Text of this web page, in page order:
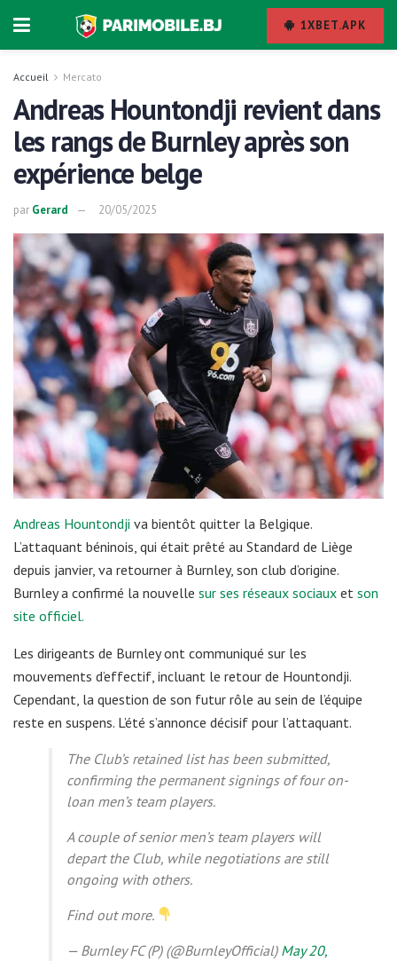
1XBET.APK
Accueil Mercato
Andreas Hountondji revient dans
les rangs de Burnley après son
expérience belge
par Gerard 20/05/2025
Andreas Hountondji va bientôt quitter la Belgique.
L’attaquant béninois, qui était prêté au Standard de Liège
depuis janvier, va retourner à Burnley, son club d’origine.
Burnley a confirmé la nouvelle sur ses réseaux sociaux et son
site officiel.
Les dirigeants de Burnley ont communiqué sur les
mouvements d’effectif, incluant le retour de Hountondji.
Cependant, la question de son futur rôle au sein de l’équipe
reste en suspens. L’été s’annonce décisif pour l’attaquant.
The Club’s retained list has been submitted,
confirming the permanent signings of four on-
loan men’s team players.
A couple of senior men’s team players will
depart the Club, while negotiations are still
ongoing with others.
Find out more.
— Burnley FC (P) (@BurnleyOfficial) May 20,